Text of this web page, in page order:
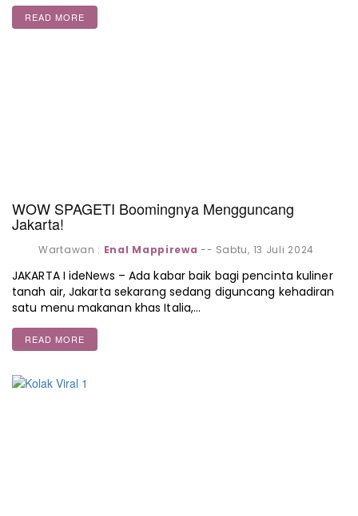
READ MORE
WOW SPAGETI Boomingnya Mengguncang
Jakarta!
Wartawan : Enal Mappirewa -- Sabtu, 13 Juli 2024
JAKARTA I ideNews – Ada kabar baik bagi pencinta kuliner
tanah air, Jakarta sekarang sedang diguncang kehadiran
satu menu makanan khas Italia,…
READ MORE